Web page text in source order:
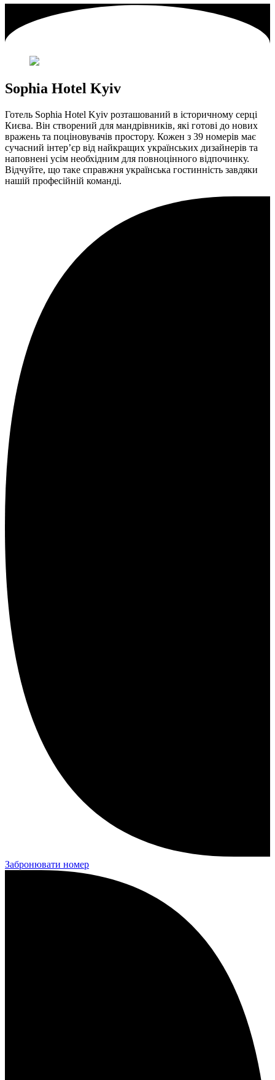
Sophia Hotel Kyiv
Готель Sophia Hotel Kyiv розташований в історичному серці
Києва. Він створений для мандрівників, які готові до нових
вражень та поціновувачів простору. Кожен з 39 номерів має
сучасний інтер’єр від найкращих українських дизайнерів та
наповнені усім необхідним для повноцінного відпочинку.
Відчуйте, що таке справжня українська гостинність завдяки
нашій професійній команді.
Забронювати номер